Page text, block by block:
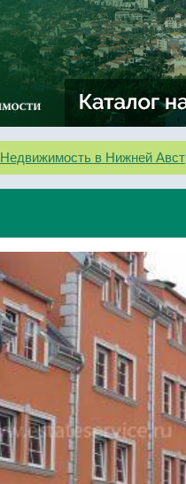
Недвижимость в Нижней